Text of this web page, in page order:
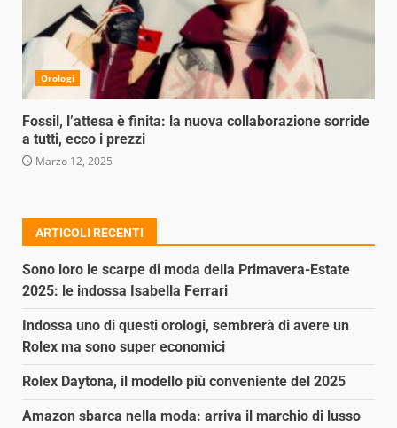
Orologi
Fossil, l’attesa è finita: la nuova collaborazione sorride
a tutti, ecco i prezzi
Marzo 12, 2025
ARTICOLI RECENTI
Sono loro le scarpe di moda della Primavera-Estate
2025: le indossa Isabella Ferrari
Indossa uno di questi orologi, sembrerà di avere un
Rolex ma sono super economici
Rolex Daytona, il modello più conveniente del 2025
Amazon sbarca nella moda: arriva il marchio di lusso